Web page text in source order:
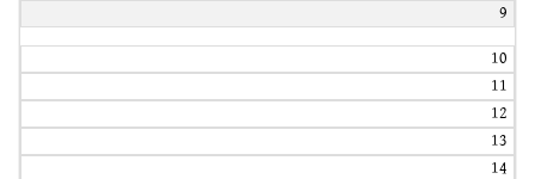
9
10
11
12
13
14